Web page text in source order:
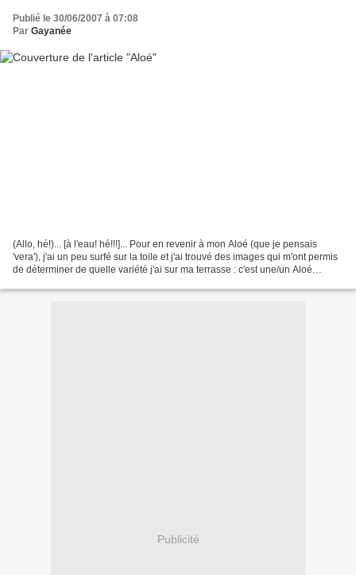
Publié le 30/06/2007 à 07:08
Par Gayanée
(Allo, hé!)... [à l'eau! hé!!!]... Pour en revenir à mon Aloé (que je pensais
'vera'), j'ai un peu surfé sur la toile et j'ai trouvé des images qui m'ont permis
de déterminer de quelle variété j'ai sur ma terrasse : c'est une/un Aloé
Publicité